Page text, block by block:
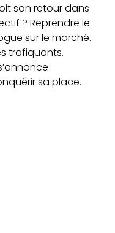
son retour dans
? Reprendre le
sur le marché.
trafiquants.
sa place.